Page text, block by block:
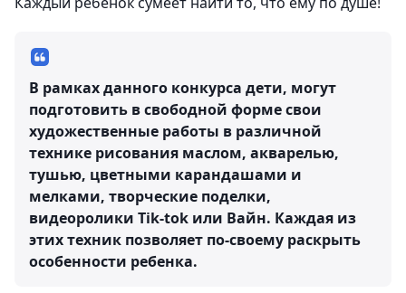
В рамках данного конкурса дети, могут
подготовить в свободной форме свои
художественные работы в различной
технике рисования маслом, акварелью,
тушью, цветными карандашами и
мелками, творческие поделки,
видеоролики Tik-tok или Вайн. Каждая из
этих техник позволяет по-своему раскрыть
особенности ребенка.